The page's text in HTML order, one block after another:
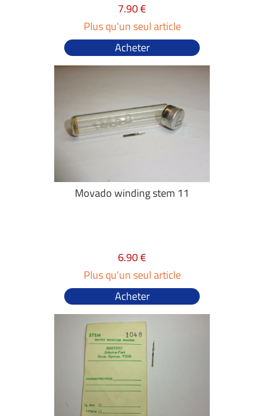
7.90 €
Plus qu'un seul article
Acheter
Movado winding stem 11
6.90 €
Plus qu'un seul article
Acheter